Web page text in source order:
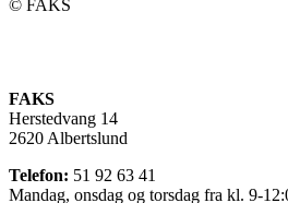
©️ FAKS
FAKS
Herstedvang 14
2620 Albertslund
Telefon: 51 92 63 41
Mandag, onsdag og torsdag fra kl. 9-